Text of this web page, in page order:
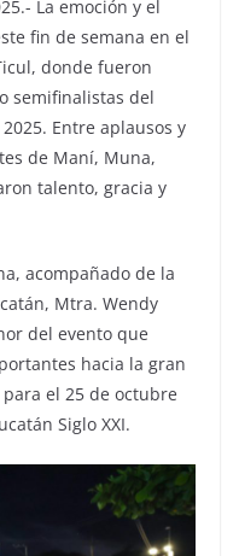
La emoción y el
fin de semana en el
donde fueron
semifinalistas del
Entre aplausos y
de Maní, Muna,
talento, gracia y
acompañado de la
Mtra. Wendy
del evento que
hacia la gran
el 25 de octubre
Siglo XXI.